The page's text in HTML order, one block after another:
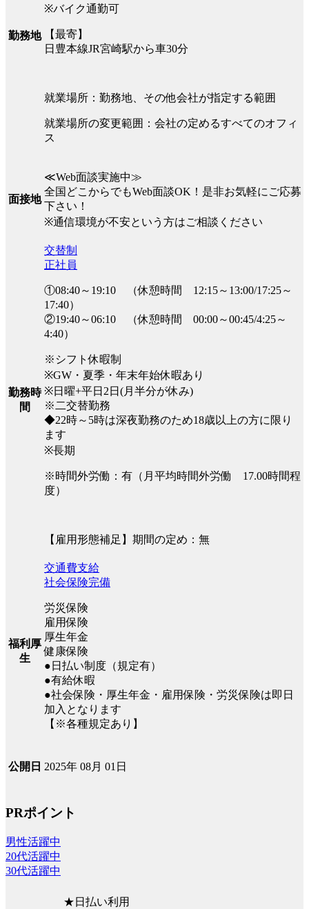
勤務地
※バイク通勤可
【最寄】
日豊本線JR宮崎駅から車30分
就業場所：勤務地、その他会社が指定する範囲
就業場所の変更範囲：会社の定めるすべてのオフィ
ス
面接地
≪Web面談実施中≫
全国どこからでもWeb面談OK！是非お気軽にご応募
下さい！
※通信環境が不安という方はご相談ください
勤務時
間
交替制
正社員
①08:40～19:10 （休憩時間 12:15～13:00/17:25～
17:40）
②19:40～06:10 （休憩時間 00:00～00:45/4:25～
4:40）
※シフト休暇制
※GW・夏季・年末年始休暇あり
※日曜+平日2日(月半分が休み)
※二交替勤務
◆22時～5時は深夜勤務のため18歳以上の方に限り
ます
※長期
※時間外労働：有（月平均時間外労働 17.00時間程
度）
【雇用形態補足】期間の定め：無
福利厚
生
交通費支給
社会保険完備
労災保険
雇用保険
厚生年金
健康保険
●日払い制度（規定有）
●有給休暇
●社会保険・厚生年金・雇用保険・労災保険は即日
加入となります
【※各種規定あり】
公開日 2025年 08月 01日
PRポイント
男性活躍中
20代活躍中
30代活躍中
★日払い利用